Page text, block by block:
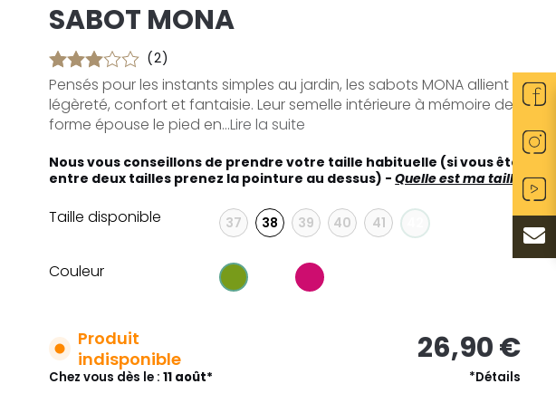
SABOT MONA
(2)
Pensés pour les instants simples au jardin, les sabots MONA allient
légèreté, confort et fantaisie. Leur semelle intérieure à mémoire de
forme épouse le pied en...Lire la suite
Nous vous conseillons de prendre votre taille habituelle (si vous êtes
entre deux tailles prenez la pointure au dessus) -Quelle est ma taille ?
Taille disponible 37 38 39 40 41
Couleur
Produit
indisponible
26,90 €
Chez vous dès le :11 août* *Détails